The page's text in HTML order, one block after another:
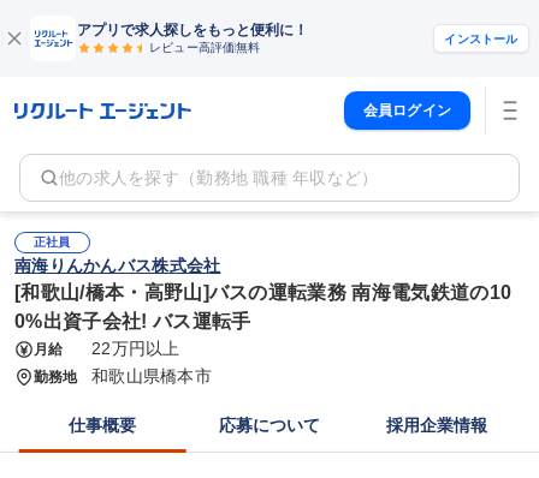
アプリで求人探しをもっと便利に！
レビュー高評価無料
インストール
会員ログイン
他の求人を探す（勤務地 職種 年収など）
正社員
南海りんかんバス株式会社
[和歌山/橋本・高野山]バスの運転業務 南海電気鉄道の10
0%出資子会社! バス運転手
月給 22万円以上
勤務地 和歌山県橋本市
仕事概要 応募について 採用企業情報